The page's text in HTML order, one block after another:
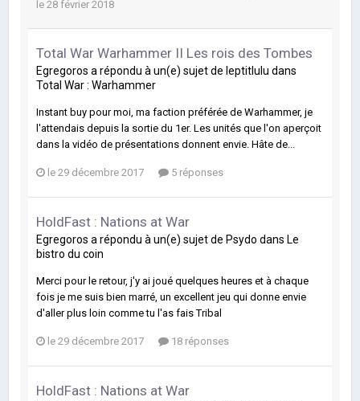
le 28 février 2018
Total War Warhammer II Les rois des Tombes
Egregoros a répondu à un(e) sujet de leptitlulu dans
Total War : Warhammer
Instant buy pour moi, ma faction préférée de Warhammer, je
l'attendais depuis la sortie du 1er. Les unités que l'on aperçoit
dans la vidéo de présentations donnent envie. Hâte de...
le 29 décembre 2017 5 réponses
HoldFast : Nations at War
Egregoros a répondu à un(e) sujet de Psydo dans Le
bistro du coin
Merci pour le retour, j'y ai joué quelques heures et à chaque
fois je me suis bien marré, un excellent jeu qui donne envie
d'aller plus loin comme tu l'as fais Tribal
le 29 décembre 2017 18 réponses
HoldFast : Nations at War